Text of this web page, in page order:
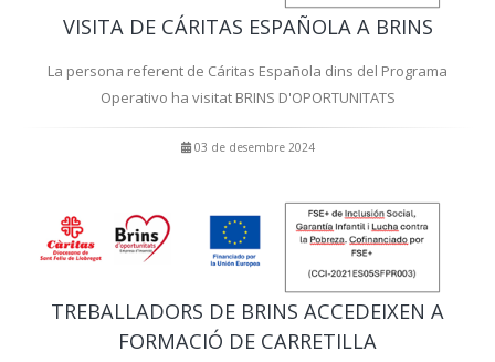
VISITA DE CÁRITAS ESPAÑOLA A BRINS
La persona referent de Cáritas Española dins del Programa
Operativo ha visitat BRINS D'OPORTUNITATS
03 de desembre 2024
TREBALLADORS DE BRINS ACCEDEIXEN A
FORMACIÓ DE CARRETILLA